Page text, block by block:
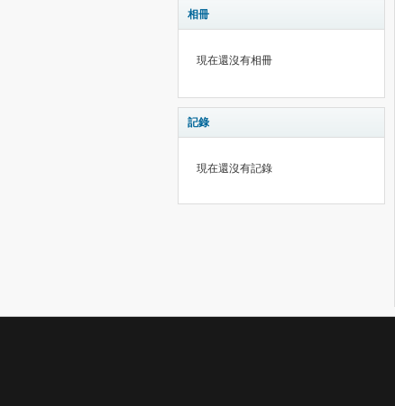
相冊
現在還沒有相冊
記錄
現在還沒有記錄